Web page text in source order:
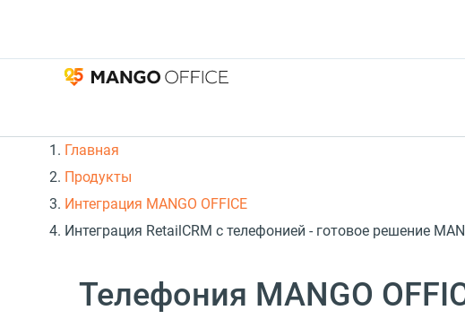
Главная
Продукты
Интеграция MANGO OFFICE
Интеграция RetailCRM с телефонией - готовое решение
Телефония MANGO